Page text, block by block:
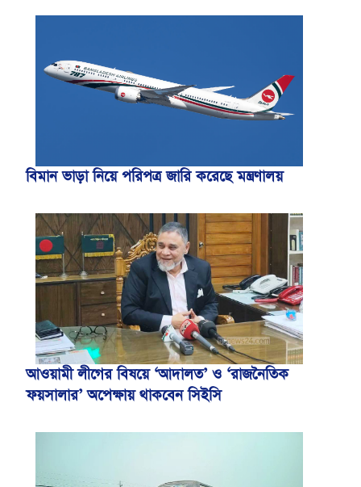
বিমান ভাড়া নিয়ে পরিপত্র জারি করেছে মন্ত্রণালয়
আওয়ামী লীগের বিষয়ে ‘আদালত’ ও ‘রাজনৈতিক
ফয়সালার’ অপেক্ষায় থাকবেন সিইসি